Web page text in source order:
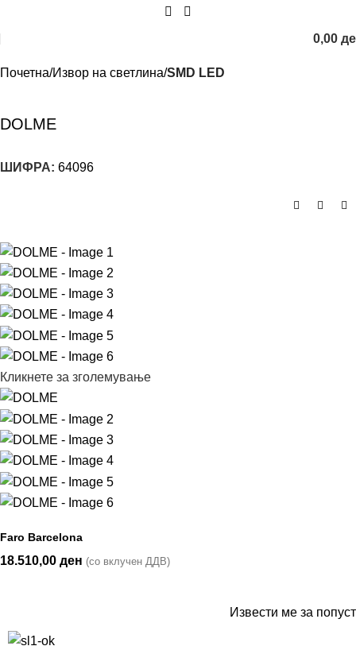
0,00
Почетна Извор на светлина SMD LED
DOLME
ШИФРА: 64096
Кликнете за зголемување
Faro Barcelona
18.510,00 ден (со вклучен ДДВ)
Извести ме за попуст